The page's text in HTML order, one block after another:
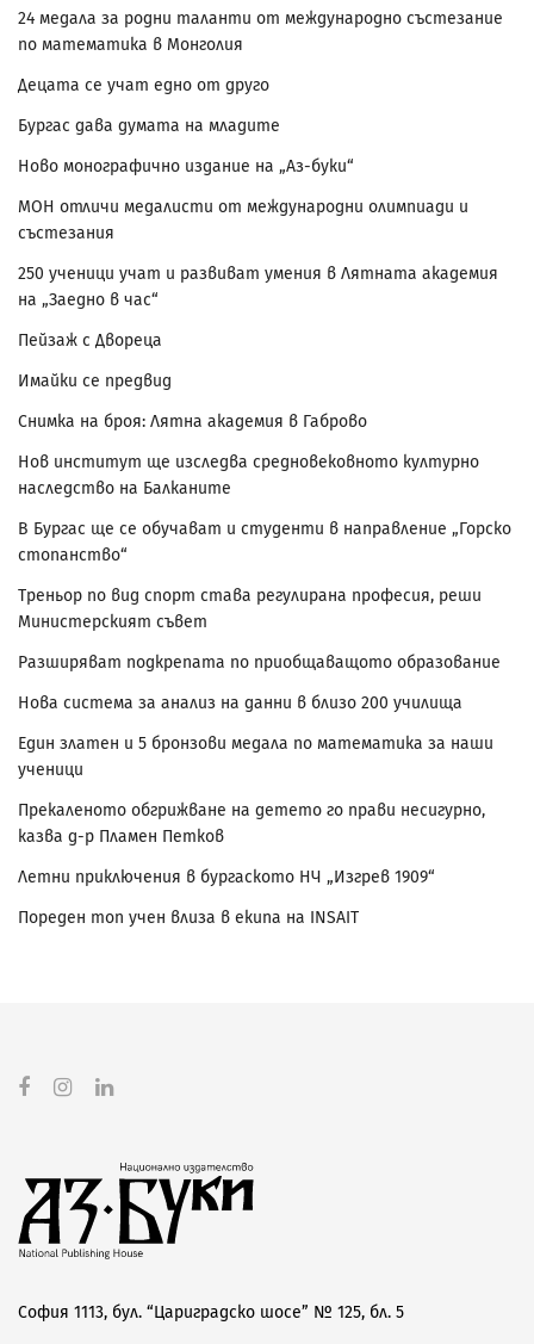
24 медала за родни таланти от международно състезание
по математика в Монголия
Децата се учат едно от друго
Бургас дава думата на младите
Ново монографично издание на „Аз-буки“
МОН отличи медалисти от международни олимпиади и
състезания
250 ученици учат и развиват умения в Лятната академия
на „Заедно в час“
Пейзаж с Двореца
Имайки се предвид
Снимка на броя: Лятна академия в Габрово
Нов институт ще изследва средновековното културно
наследство на Балканите
В Бургас ще се обучават и студенти в направление „Горско
стопанство“
Треньор по вид спорт става регулирана професия, реши
Министерският съвет
Разширяват подкрепата по приобщаващото образование
Нова система за анализ на данни в близо 200 училища
Един златен и 5 бронзови медала по математика за наши
ученици
Прекаленото обгрижване на детето го прави несигурно,
казва д-р Пламен Петков
Летни приключения в бургаското НЧ „Изгрев 1909“
Пореден топ учен влиза в екипа на INSAIT
София 1113, бул. “Цариградско шосе” № 125, бл. 5